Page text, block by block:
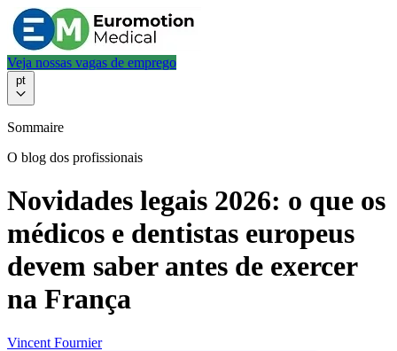
Veja nossas vagas de emprego
pt
Sommaire
O blog dos profissionais
Novidades legais 2026: o que os
médicos e dentistas europeus
devem saber antes de exercer
na França
Vincent Fournier